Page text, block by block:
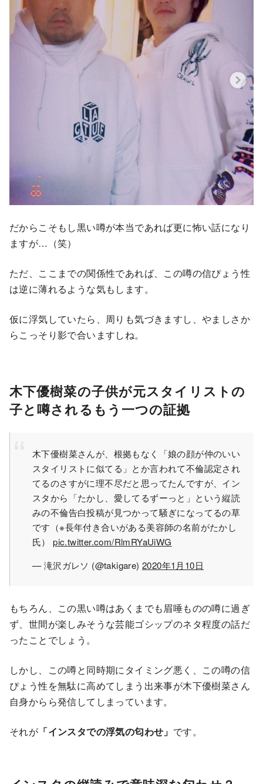
だからこそもし黒い噂が本当であれば更に怖い話になり
ますが…（笑）
ただ、ここまでの関係性であれば、この噂の信ぴょう性
は逆に薄れるような気もします。
仮に浮気していたら、周りも気づきますし、やましさか
らこっそり影で合いますしね。
木下優樹菜の子供が元スタイリストの
子と噂されるもう一つの証拠
木下優樹菜さんが、根拠もなく「娘の顔が仲のいい
スタイリストに似てる」とか言われて不倫認定され
てるのさすがに理不尽だと思ってたんですが、イン
スタから「たかし、愛してるずーっと」という縦読
みの不倫告白投稿が見つかって騒ぎになってるの草
です（※長年付き合いがある美容師の名前がたかし
氏）pic.twitter.com/RlmRYaUiWG
— 滝沢ガレソ (@takigare)2020年1月10日
もちろん、この黒い噂はあくまでも眉唾ものの噂に過ぎ
ず、世間が楽しみそうな芸能ゴシップのネタ程度の話だ
ったことでしょう。
しかし、この噂と同時期にタイミング悪く、この噂の信
ぴょう性を無駄に高めてしまう出来事が木下優樹菜さん
自身からら発信してしまっています。
それが 「インスタでの浮気の匂わせ」 です。